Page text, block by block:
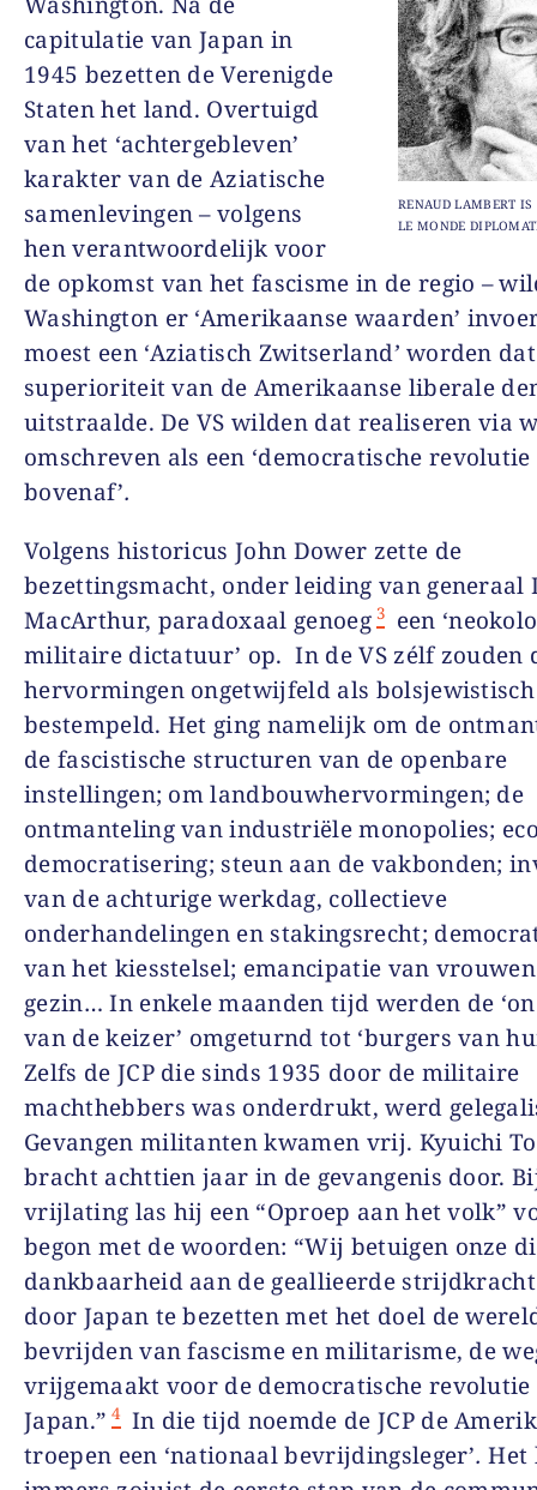
RENAUD LAMBERT IS
LE MONDE
capitulatie van Japan in
1945 bezetten de Verenigde
Staten het land. Overtuigd
van het ‘achtergebleven’
karakter van de Aziatische
samenlevingen – volgens
hen verantwoordelijk voor
de opkomst van het fascisme in de regio –
Washington er ‘Amerikaanse waarden’
moest een ‘Aziatisch Zwitserland’ worden
superioriteit van de Amerikaanse liberale
uitstraalde. De VS wilden dat realiseren via
omschreven als een ‘democratische
bovenaf’.
Volgens historicus John Dower zette de
bezettingsmacht, onder leiding van generaal
MacArthur, paradoxaal genoeg 3
een
militaire dictatuur’ op. In de VS zélf zouden
hervormingen ongetwijfeld als
bestempeld. Het ging namelijk om de
de fascistische structuren van de openbare
instellingen; om landbouwhervormingen; de
ontmanteling van industriële monopolies;
democratisering; steun aan de vakbonden;
van de achturige werkdag, collectieve
onderhandelingen en stakingsrecht;
van het kiesstelsel; emancipatie van
gezin… In enkele maanden tijd werden de
van de keizer’ omgeturnd tot ‘burgers van
Zelfs de JCP die sinds 1935 door de militaire
machthebbers was onderdrukt, werd
Gevangen militanten kwamen vrij. Kyuichi
bracht achttien jaar in de gevangenis door.
vrijlating las hij een “Oproep aan het volk”
begon met de woorden: “Wij betuigen onze
dankbaarheid aan de geallieerde
door Japan te bezetten met het doel de
bevrijden van fascisme en militarisme, de
vrijgemaakt voor de democratische
Japan.” 4 In die tijd noemde de JCP de
troepen een ‘nationaal bevrijdingsleger’. Het